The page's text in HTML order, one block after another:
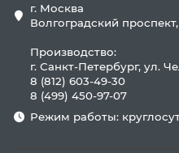
г. Москва
Волгоградский
Производство:
г. Санкт-Петербург, ул.
8 (812) 603-49-30
8 (499) 450-97-07
Режим работы: